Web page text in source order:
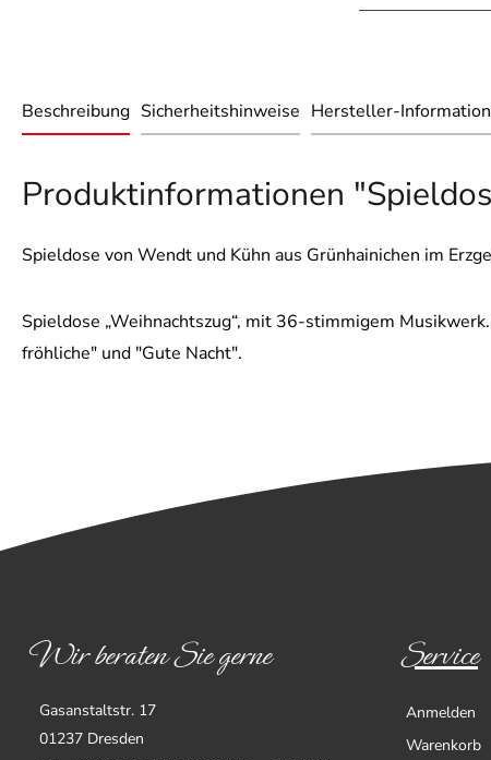
Beschreibung Sicherheitshinweise Hersteller-
Produktinformationen
Spieldose von Wendt und Kühn aus Grünhainichen im
Spieldose „Weihnachtszug“, mit 36-stimmigem
fröhliche" und "Gute Nacht".
Wir beraten Sie gerne
Gasanstaltstr. 17
01237 Dresden
Service
Anmelden
Warenkorb